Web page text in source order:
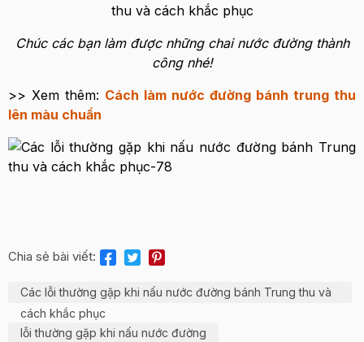
Chúc các bạn làm được những chai nước đường thành
công nhé!
>> Xem thêm: Cách làm nước đường bánh trung thu
lên màu chuẩn
Chia sẻ bài viết:
Các lỗi thường gặp khi nấu nước đường bánh Trung thu và
cách khắc phục
lỗi thường gặp khi nấu nước đường